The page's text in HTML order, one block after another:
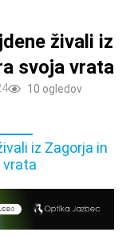
živali iz
svoja vrata
10 ogledov